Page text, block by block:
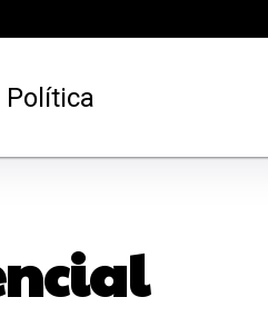
Política